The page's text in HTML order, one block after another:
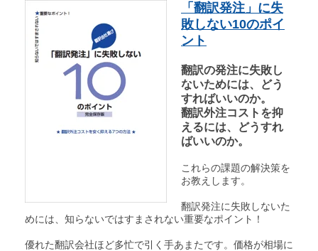
「翻訳発注」に失
敗しない10のポイ
ント
翻訳の発注に失敗し
ないためには、どう
すればいいのか。
翻訳外注コストを抑
えるには、どうすれ
ばいいのか。
これらの課題の解決策を
お教えします。
翻訳発注に失敗しないた
めには、知らないではすまされない重要なポイント！
優れた翻訳会社ほど多忙で引く手あまたです。価格が相場に